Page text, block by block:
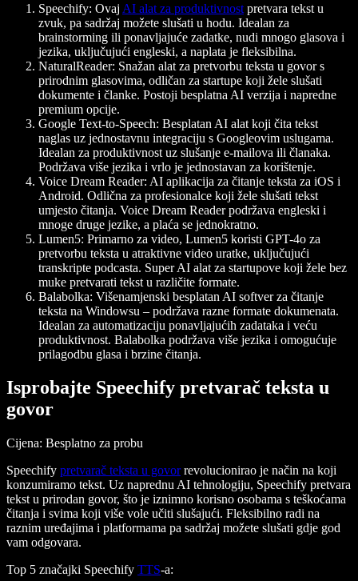
Speechify: Ovaj AI alat za produktivnost pretvara tekst u
zvuk, pa sadržaj možete slušati u hodu. Idealan za
brainstorming ili ponavljajuće zadatke, nudi mnogo glasova i
jezika, uključujući engleski, a naplata je fleksibilna.
NaturalReader: Snažan alat za pretvorbu teksta u govor s
prirodnim glasovima, odličan za startupe koji žele slušati
dokumente i članke. Postoji besplatna AI verzija i napredne
premium opcije.
Google Text-to-Speech: Besplatan AI alat koji čita tekst
naglas uz jednostavnu integraciju s Googleovim uslugama.
Idealan za produktivnost uz slušanje e-mailova ili članaka.
Podržava više jezika i vrlo je jednostavan za korištenje.
Voice Dream Reader: AI aplikacija za čitanje teksta za iOS i
Android. Odlična za profesionalce koji žele slušati tekst
umjesto čitanja. Voice Dream Reader podržava engleski i
mnoge druge jezike, a plaća se jednokratno.
Lumen5: Primarno za video, Lumen5 koristi GPT-4o za
pretvorbu teksta u atraktivne video uratke, uključujući
transkripte podcasta. Super AI alat za startupove koji žele bez
muke pretvarati tekst u različite formate.
Balabolka: Višenamjenski besplatan AI softver za čitanje
teksta na Windowsu – podržava razne formate dokumenata.
Idealan za automatizaciju ponavljajućih zadataka i veću
produktivnost. Balabolka podržava više jezika i omogućuje
prilagodbu glasa i brzine čitanja.
Isprobajte Speechify pretvarač teksta u
govor
Cijena: Besplatno za probu
Speechify pretvarač teksta u govorrevolucionirao je način na koji
konzumiramo tekst. Uz naprednu AI tehnologiju, Speechify pretvara
tekst u prirodan govor, što je iznimno korisno osobama s teškoćama
čitanja i svima koji više vole učiti slušajući. Fleksibilno radi na
raznim uređajima i platformama pa sadržaj možete slušati gdje god
vam odgovara.
Top 5 značajki Speechify TTS-a: